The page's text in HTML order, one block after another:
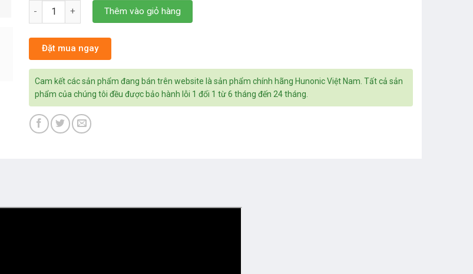
Công Tắc Hunonic Luxury Hình Chữ Nhật Viền Vàng số lượng
Thêm vào giỏ hàng
Đặt mua ngay
Cam kết các sản phẩm đang bán trên website là sản phẩm chính hãng Hunonic Việt Nam. Tất cả sản
phẩm của chúng tôi đều được bảo hành lỗi 1 đổi 1 từ 6 tháng đến 24 tháng.